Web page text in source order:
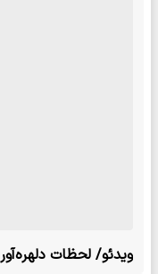
ویدئو/ لحظات